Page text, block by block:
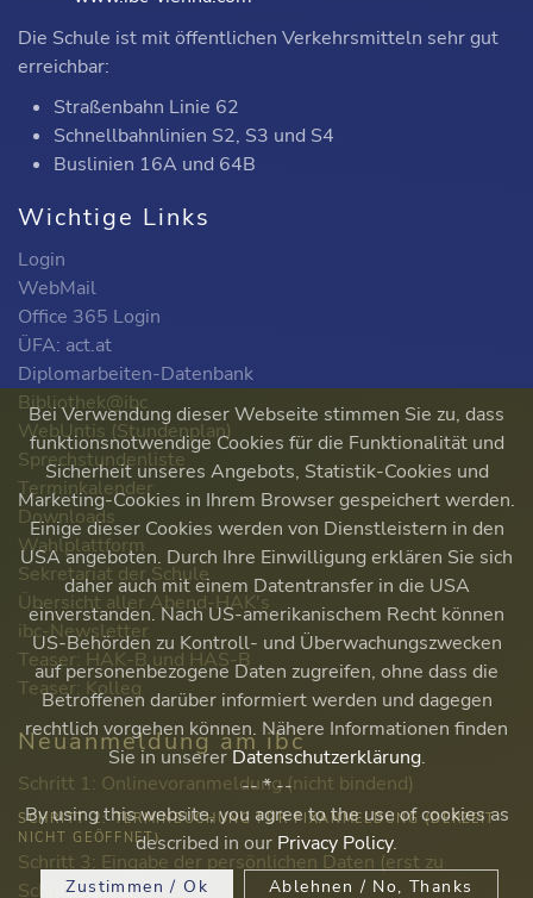
Die Schule ist mit öffentlichen Verkehrsmitteln sehr gut
erreichbar:
Straßenbahn Linie 62
Schnellbahnlinien S2, S3 und S4
Buslinien 16A und 64B
Wichtige Links
Login
WebMail
Office 365 Login
ÜFA: act.at
Diplomarbeiten-Datenbank
Bibliothek@ibc
WebUntis (Stundenplan)
Sprechstundenliste
Terminkalender
Downloads
Wahlplattform
Sekretariat der Schule
Übersicht aller Abend-HAK's
ibc-Newsletter
Teaser: HAK-B und HAS-B
Teaser: Kolleg
Neuanmeldung am ibc
Schritt 1: Onlinevoranmeldung (nicht bindend)
SCHRITT 2: TERMINBUCHUNG FÜR FIXANMELDUNG (DERZEIT
NICHT GEÖFFNET)
Schritt 3: Eingabe der persönlichen Daten (erst zu
Schulbeginn!)
Bei Verwendung dieser Webseite stimmen Sie zu, dass
funktionsnotwendige Cookies für die Funktionalität und
Sicherheit unseres Angebots, Statistik-Cookies und
Marketing-Cookies in Ihrem Browser gespeichert werden.
Einige dieser Cookies werden von Dienstleistern in den
USA angeboten. Durch Ihre Einwilligung erklären Sie sich
daher auch mit einem Datentransfer in die USA
einverstanden. Nach US-amerikanischem Recht können
US-Behörden zu Kontroll- und Überwachungszwecken
auf personenbezogene Daten zugreifen, ohne dass die
Betroffenen darüber informiert werden und dagegen
rechtlich vorgehen können. Nähere Informationen finden
Sie in unsererDatenschutzerklärung.
-- * --
By using this website, you agree to the use of cookies as
described in our Privacy Policy.
Zustimmen / Ok Ablehnen / No, Thanks